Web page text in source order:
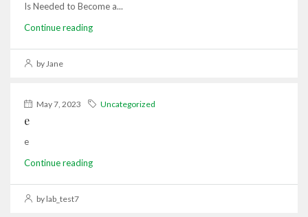
Is Needed to Become a...
Continue reading
by Jane
May 7, 2023 Uncategorized
e
e
Continue reading
by lab_test7